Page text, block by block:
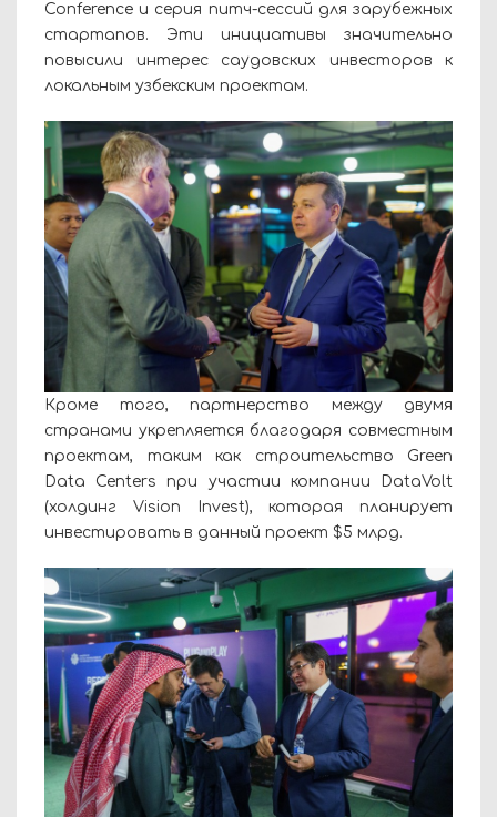
Conference и серия питч-сессий для зарубежных
стартапов. Эти инициативы значительно
повысили интерес саудовских инвесторов к
локальным узбекским проектам.
Кроме того, партнерство между двумя
странами укрепляется благодаря совместным
проектам, таким как строительство Green
Data Centers при участии компании DataVolt
(холдинг Vision Invest), которая планирует
инвестировать в данный проект $5 млрд.